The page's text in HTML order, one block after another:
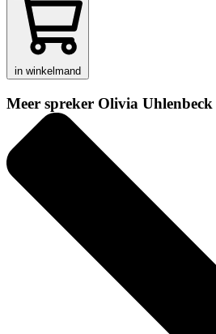
in winkelmand
Meer spreker Olivia Uhlenbeck